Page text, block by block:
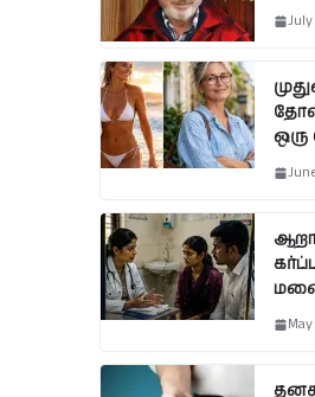
July
ஒரு